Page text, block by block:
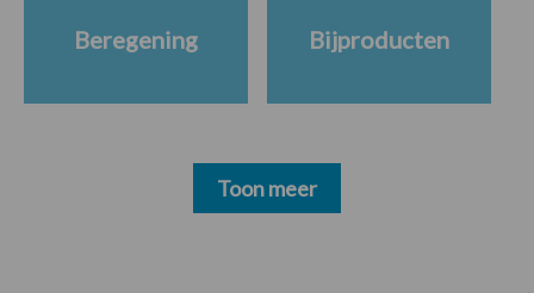
Beregening Bijproducten
Toon meer